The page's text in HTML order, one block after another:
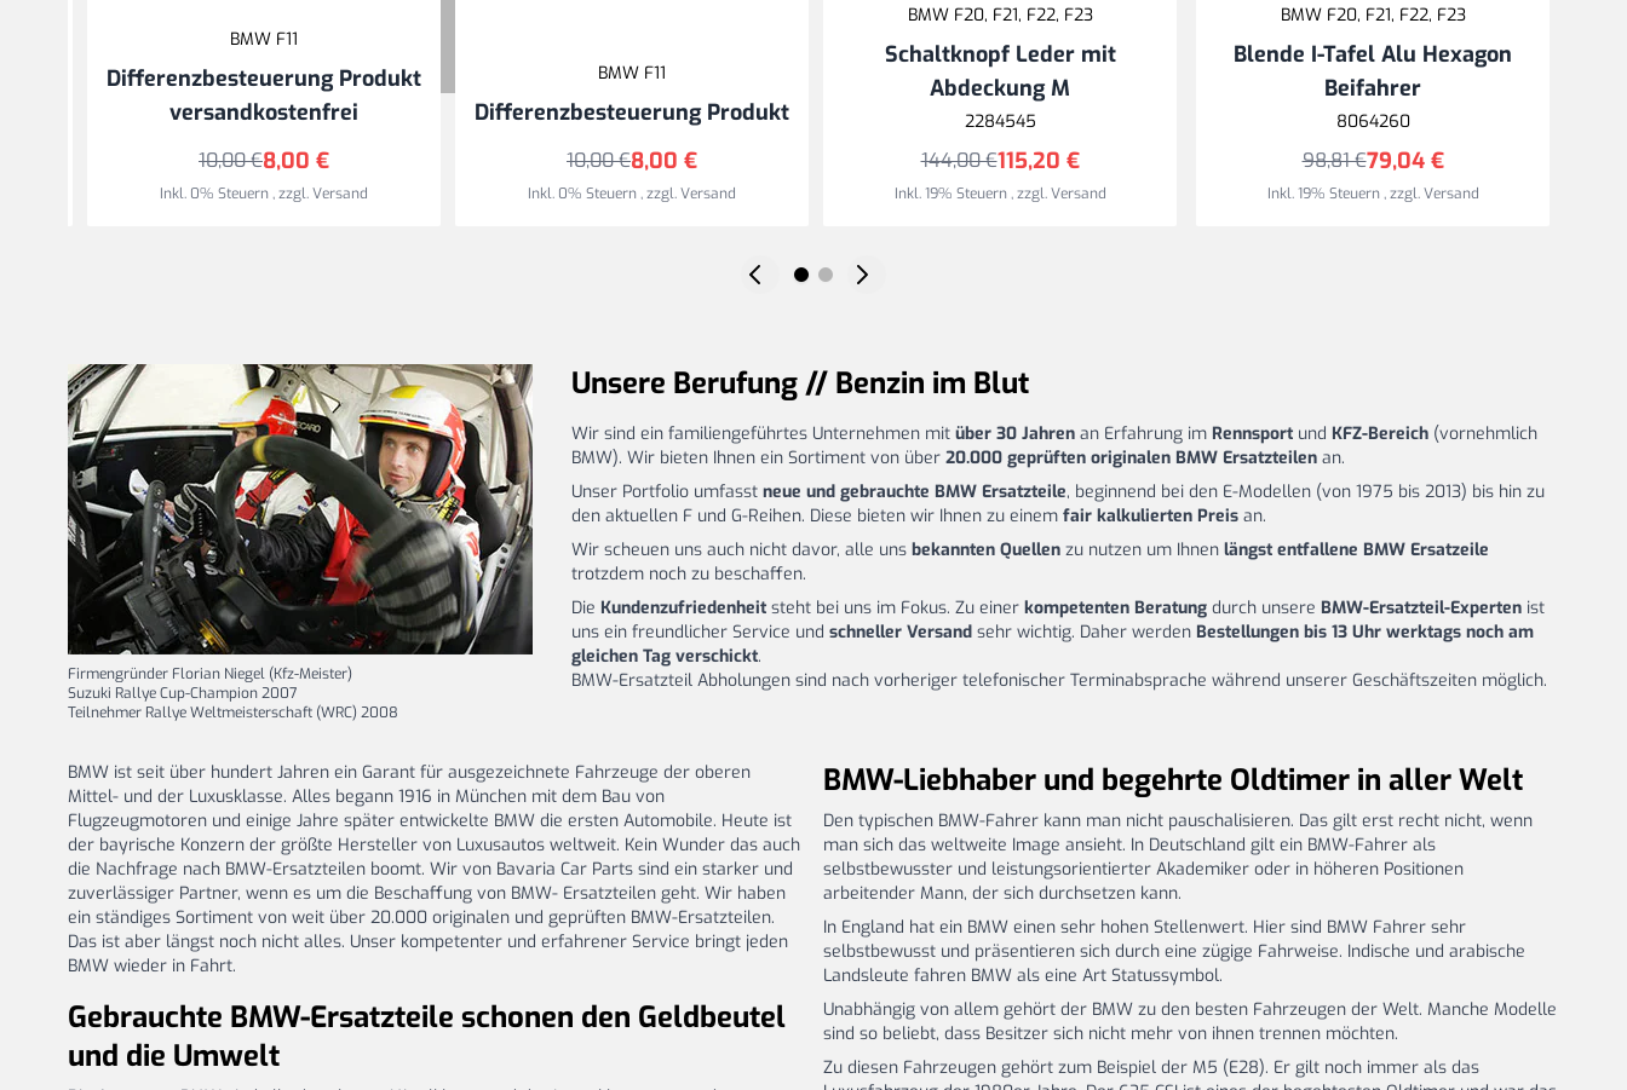
BMW F11
Differenzbesteuerung Produkt
versandkostenfrei
8,00 €
10,00 €
Inkl. 0% Steuern,zzgl.Versand
BMW F11
Differenzbesteuerung Produkt
8,00 €
10,00 €
Inkl. 0% Steuern,zzgl.Versand
BMW F20, F21, F22, F23
Schaltknopf Leder mit
Abdeckung M
2284545
115,20 €
144,00 €
Inkl. 19% Steuern,zzgl.Versand
BMW F20, F21, F22, F23
Blende I-Tafel Alu Hexagon
Beifahrer
8064260
79,04 €
98,81 €
Inkl. 19% Steuern,zzgl.Versand
Firmengründer Florian Niegel (Kfz-Meister)
Suzuki Rallye Cup-Champion 2007
Teilnehmer Rallye Weltmeisterschaft (WRC) 2008
Unsere Berufung // Benzin im Blut
Wir sind ein familiengeführtes Unternehmen mit über 30 Jahren an Erfahrung im Rennsport und KFZ-Bereich (vornehmlich
BMW). Wir bieten Ihnen ein Sortiment von über 20.000 geprüften originalen BMW Ersatzteilen an.
Unser Portfolio umfasst neue und gebrauchte BMW Ersatzteile, beginnend bei den E-Modellen (von 1975 bis 2013) bis hin zu
den aktuellen F und G-Reihen. Diese bieten wir Ihnen zu einem fair kalkulierten Preis an.
Wir scheuen uns auch nicht davor, alle uns bekannten Quellen zu nutzen um Ihnen längst entfallene BMW Ersatzeile
trotzdem noch zu beschaffen.
Die Kundenzufriedenheit steht bei uns im Fokus. Zu einer kompetenten Beratung durch unsere BMW-Ersatzteil-Experten ist
uns ein freundlicher Service und schneller Versand sehr wichtig. Daher werden Bestellungen bis 13 Uhr werktags noch am
gleichen Tag verschickt.
BMW-Ersatzteil Abholungen sind nach vorheriger telefonischer Terminabsprache während unserer Geschäftszeiten möglich.
BMW ist seit über hundert Jahren ein Garant für ausgezeichnete Fahrzeuge der oberen
Mittel- und der Luxusklasse. Alles begann 1916 in München mit dem Bau von
Flugzeugmotoren und einige Jahre später entwickelte BMW die ersten Automobile. Heute ist
der bayrische Konzern der größte Hersteller von Luxusautos weltweit. Kein Wunder das auch
die Nachfrage nach BMW-Ersatzteilen boomt. Wir von Bavaria Car Parts sind ein starker und
zuverlässiger Partner, wenn es um die Beschaffung von BMW- Ersatzteilen geht. Wir haben
ein ständiges Sortiment von weit über 20.000 originalen und geprüften BMW-Ersatzteilen.
Das ist aber längst noch nicht alles. Unser kompetenter und erfahrener Service bringt jeden
BMW wieder in Fahrt.
Gebrauchte BMW-Ersatzteile schonen den Geldbeutel
und die Umwelt
BMW-Liebhaber und begehrte Oldtimer in aller Welt
Den typischen BMW-Fahrer kann man nicht pauschalisieren. Das gilt erst recht nicht, wenn
man sich das weltweite Image ansieht. In Deutschland gilt ein BMW-Fahrer als
selbstbewusster und leistungsorientierter Akademiker oder in höheren Positionen
arbeitender Mann, der sich durchsetzen kann.
In England hat ein BMW einen sehr hohen Stellenwert. Hier sind BMW Fahrer sehr
selbstbewusst und präsentieren sich durch eine zügige Fahrweise. Indische und arabische
Landsleute fahren BMW als eine Art Statussymbol.
Unabhängig von allem gehört der BMW zu den besten Fahrzeugen der Welt. Manche Modelle
sind so beliebt, dass Besitzer sich nicht mehr von ihnen trennen möchten.
Zu diesen Fahrzeugen gehört zum Beispiel der M5 (E28). Er gilt noch immer als das